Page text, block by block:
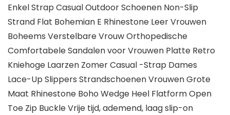
Enkel Strap Casual Outdoor Schoenen Non-Slip
Strand Flat Bohemian E Rhinestone Leer Vrouwen
Boheems Verstelbare Vrouw Orthopedische
Comfortabele Sandalen voor Vrouwen Platte Retro
Kniehoge Laarzen Zomer Casual -Strap Dames
Lace-Up Slippers Strandschoenen Vrouwen Grote
Maat Rhinestone Boho Wedge Heel Flatform Open
Toe Zip Buckle Vrije tijd, ademend, laag slip-on